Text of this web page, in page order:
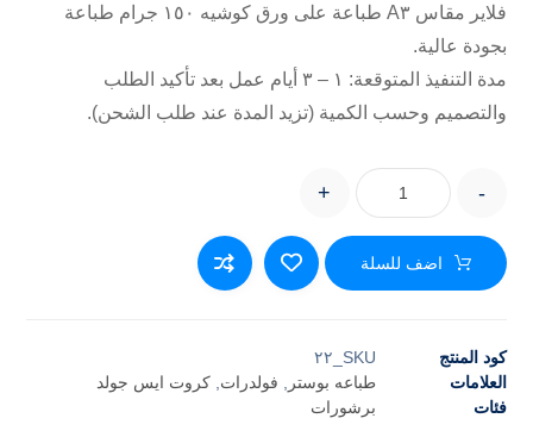
فلاير مقاس A٣ طباعة على ورق كوشيه ١٥٠ جرام طباعة
بجودة عالية.
مدة التنفيذ المتوقعة: ١ – ٣ أيام عمل بعد تأكيد الطلب
والتصميم وحسب الكمية (تزيد المدة عند طلب الشحن).
-
+
اضف للسلة
كود المنتج
SKU_٢٢
العلامات
طباعه بوستر فولدرات ,كروت ايس جولد
فئات
برشورات